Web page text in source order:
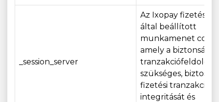
_session_server
Az Ixopay fizetési
által beállított
munkamenet
amely a biztonságos
szükséges,
fizetési tranzakciók
integritását és